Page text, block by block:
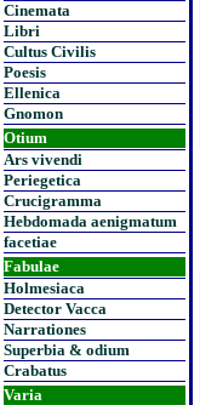
Cinemata
Libri
Cultus Civilis
Poesis
Ellenica
Gnomon
Otium
Ars vivendi
Periegetica
Crucigramma
Hebdomada aenigmatum
facetiae
Fabulae
Holmesiaca
Detector Vacca
Narrationes
Superbia & odium
Crabatus
Varia